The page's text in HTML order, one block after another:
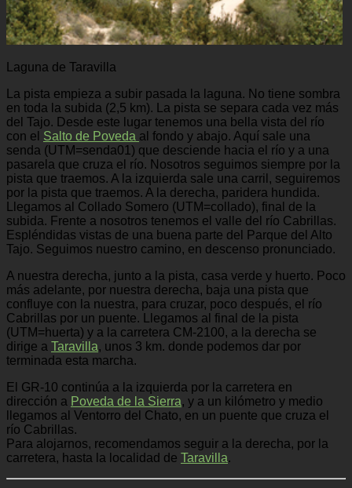
Laguna de Taravilla
La pista empieza a subir pasada la laguna. No tiene sombra
en toda la subida (2,5 km). La pista se separa cada vez más
del Tajo. Desde este lugar tenemos una bella vista del río
con el Salto de Poveda al fondo y abajo. Aquí sale una
senda (UTM=senda01) que desciende hacia el río y a una
pasarela que cruza el río. Nosotros seguimos siempre por la
pista que traemos. A la izquierda sale una carril, seguiremos
por la pista que traemos. A la derecha, paridera hundida.
Llegamos al Collado Somero (UTM=collado), final de la
subida. Frente a nosotros tenemos el valle del río Cabrillas.
Espléndidas vistas de una buena parte del Parque del Alto
Tajo. Seguimos nuestro camino, en descenso pronunciado.
A nuestra derecha, junto a la pista, casa verde y huerto. Poco
más adelante, por nuestra derecha, baja una pista que
confluye con la nuestra, para cruzar, poco después, el río
Cabrillas por un puente. Llegamos al final de la pista
(UTM=huerta) y a la carretera CM-2100, a la derecha se
dirige a Taravilla, unos 3 km. donde podemos dar por
terminada esta marcha.
El GR-10 continúa a la izquierda por la carretera en
dirección a Poveda de la Sierra, y a un kilómetro y medio
llegamos al Ventorro del Chato, en un puente que cruza el
río Cabrillas.
Para alojarnos, recomendamos seguir a la derecha, por la
carretera, hasta la localidad de Taravilla.